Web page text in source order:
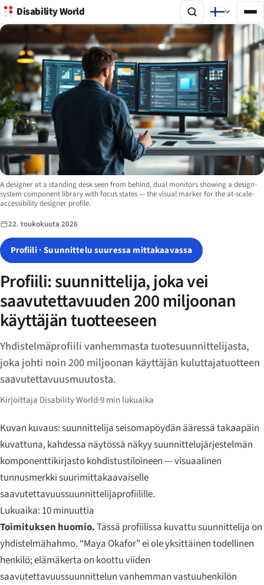
Disability World
Image description:
A designer at a standing desk seen from behind, dual monitors showing a design-
system component library with focus states — the visual marker for the at-scale-
accessibility designer profile.
22. toukokuuta 2026
Profiili · Suunnittelu suuressa mittakaavassa
Profiili: suunnittelija, joka vei
saavutettavuuden 200 miljoonan
käyttäjän tuotteeseen
Yhdistelmäprofiili vanhemmasta tuotesuunnittelijasta,
joka johti noin 200 miljoonan käyttäjän kuluttajatuotteen
saavutettavuusmuutosta.
Kirjoittaja Disability World·9 min lukuaika
Kuvan kuvaus: suunnittelija seisomapöydän ääressä takaapäin
kuvattuna, kahdessa näytössä näkyy suunnittelujärjestelmän
komponenttikirjasto kohdistustiloineen — visuaalinen
tunnusmerkki suurimittakaavaiselle
saavutettavuussuunnittelijaprofiilille.
Lukuaika: 10 minuuttia
Toimituksen huomio.Tässä profiilissa kuvattu suunnittelija on
yhdistelmähahmo. “Maya Okafor” ei ole yksittäinen todellinen
henkilö; elämäkerta on koottu viiden
saavutettavuussuunnittelun vanhemman vastuuhenkilön